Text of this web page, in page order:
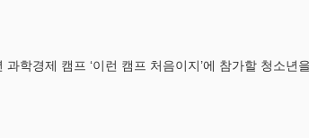
학경제 캠프 ‘이런 캠프 처음이지’에 참가할 청소